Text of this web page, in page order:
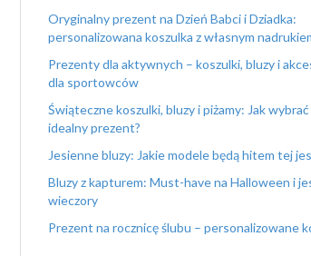
Oryginalny prezent na Dzień Babci i Dziadka:
personalizowana koszulka z własnym
Prezenty dla aktywnych – koszulki, bluzy i
dla sportowców
Świąteczne koszulki, bluzy i piżamy: Jak wybrać
idealny prezent?
Jesienne bluzy: Jakie modele będą hitem tej
Bluzy z kapturem: Must-have na Halloween i
wieczory
Prezent na rocznicę ślubu – personalizowane